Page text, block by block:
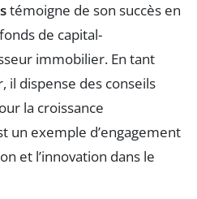
témoigne de son succès en
de capital-
immobilier. En tant
il dispense des conseils
la croissance
un exemple d’engagement
et l’innovation dans le